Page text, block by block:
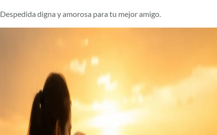
Despedida digna y amorosa para tu mejor amigo.